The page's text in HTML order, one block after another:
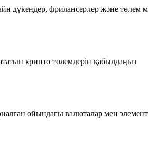
дүкендер, фрилансерлер және төлем
крипто төлемдерін қабылдаңыз
ойындағы валюталар мен